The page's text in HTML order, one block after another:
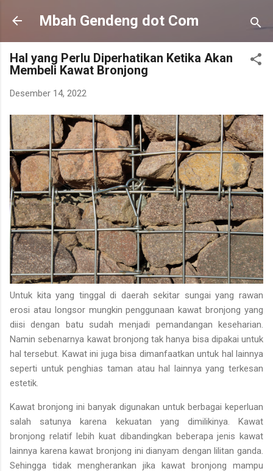
Langsung ke konten utama
Mbah Gendeng dot Com
Hal yang Perlu Diperhatikan Ketika Akan
Membeli Kawat Bronjong
Desember 14, 2022
Untuk kita yang tinggal di daerah sekitar sungai yang rawan
erosi atau longsor mungkin penggunaan kawat bronjong yang
diisi dengan batu sudah menjadi pemandangan keseharian.
Namin sebenarnya kawat bronjong tak hanya bisa dipakai untuk
hal tersebut. Kawat ini juga bisa dimanfaatkan untuk hal lainnya
seperti untuk penghias taman atau hal lainnya yang terkesan
estetik.
Kawat bronjong ini banyak digunakan untuk berbagai keperluan
salah satunya karena kekuatan yang dimilikinya. Kawat
bronjong relatif lebih kuat dibandingkan beberapa jenis kawat
lainnya karena kawat bronjong ini dianyam dengan lilitan ganda.
Sehingga tidak mengherankan jika kawat bronjong mampu